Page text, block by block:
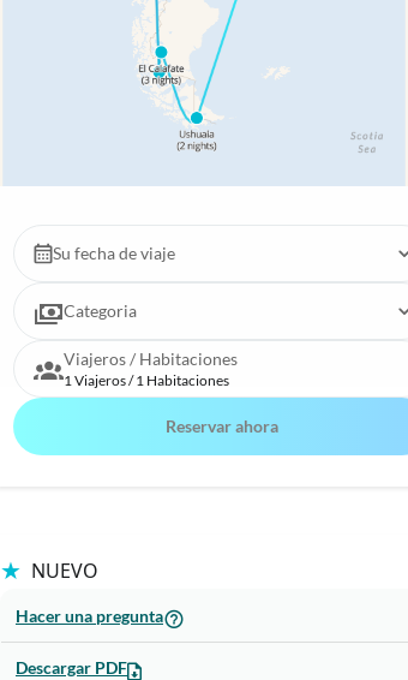
Su fecha de viaje
Categoria
Viajeros / Habitaciones
1 Viajeros / 1 Habitaciones
Reservar ahora
★ NUEVO
Hacer una pregunta
Descargar PDF